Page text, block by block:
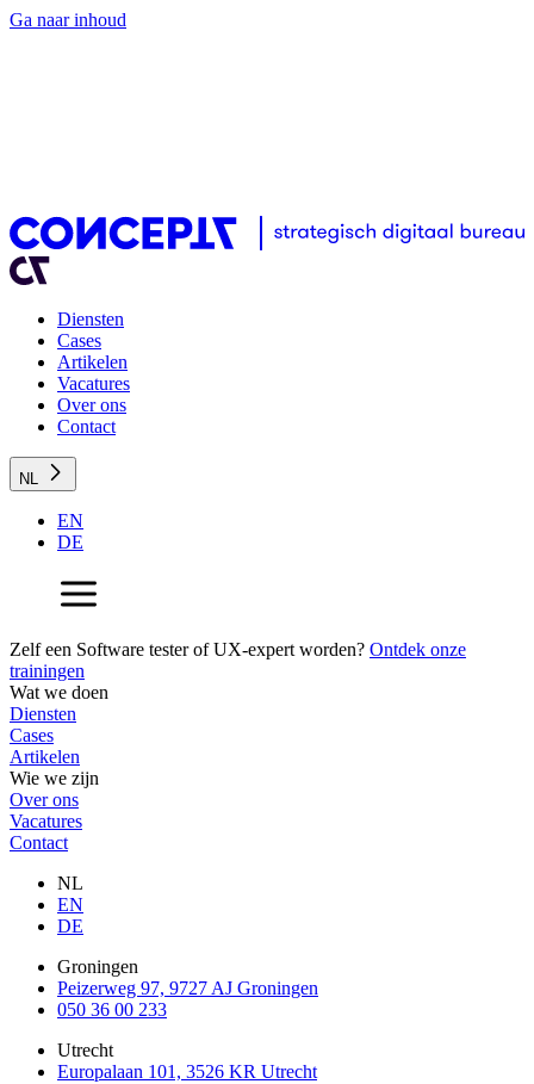
Ga naar inhoud
Diensten
Cases
Artikelen
Vacatures
Over ons
Contact
NL
EN
DE
Zelf een Software tester of UX-expert worden? Ontdek onze
trainingen
Wat we doen
Diensten
Cases
Artikelen
Wie we zijn
Over ons
Vacatures
Contact
NL
EN
DE
Groningen
Peizerweg 97, 9727 AJ Groningen
050 36 00 233
Utrecht
Europalaan 101, 3526 KR Utrecht